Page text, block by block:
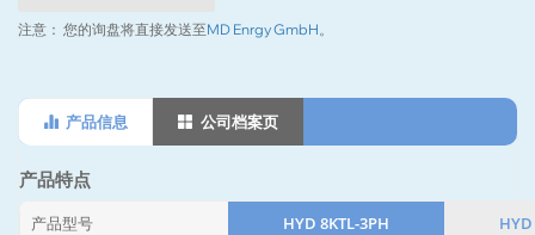
注意： 您的询盘将直接发送至MD Enrgy GmbH 。
产品信息 公司档案页
产品特点
产品型号 HYD 8KTL-3PH